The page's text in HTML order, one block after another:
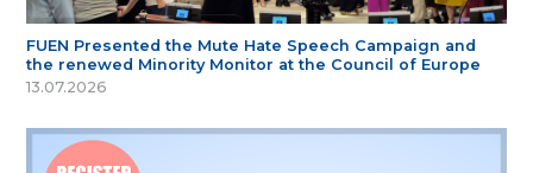
FUEN Presented the Mute Hate Speech Campaign and
the renewed Minority Monitor at the Council of Europe
13.07.2026